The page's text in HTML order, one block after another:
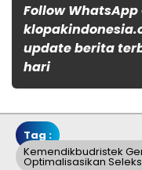
Follow
update berita
hari
Tag :
Kemendikbudristek
Optimalisasikan